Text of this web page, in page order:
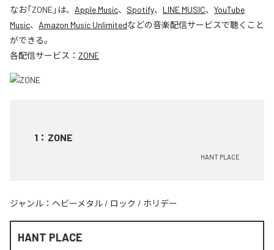
なお「ZONE」は、 Apple Music、 Spotify、 LINE MUSIC、 YouTube
Music、 Amazon Music Unlimitedなどの音楽配信サービスで聴くこと
ができる。
各配信サービス： ZONE
1 ： ZONE
HANT PLACE
ジャンル： ヘビーメタル / ロック / ホリデー
HANT PLACE